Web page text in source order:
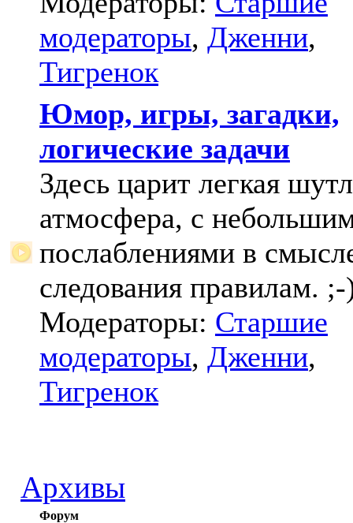
модераторы, Дженни,
Тигренок
Юмор, игры, загадки,
логические задачи
Здесь царит легкая
атмосфера, с
послаблениями в
следования правилам.
Модераторы: Старшие
модераторы, Дженни,
Тигренок
Архивы
Форум